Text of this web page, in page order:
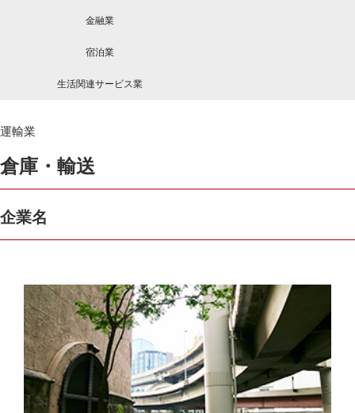
金融業
宿泊業
生活関連サービス業
運輸業
倉庫・輸送
企業名